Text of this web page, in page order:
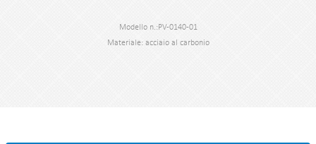
Modello n.:PV-0140-01
Materiale: acciaio al carbonio